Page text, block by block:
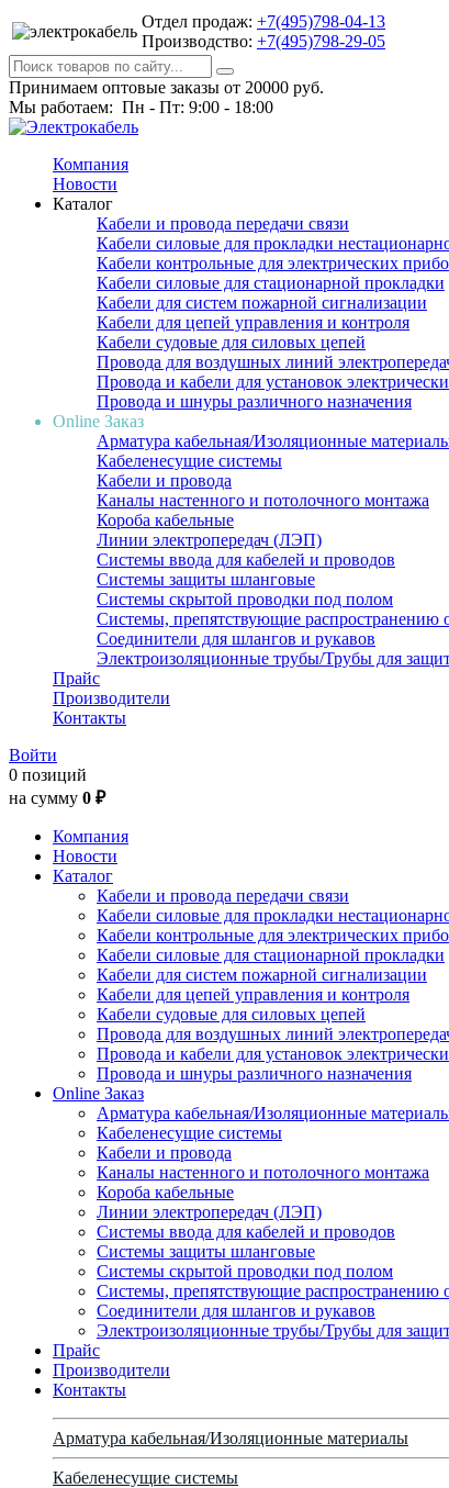
Отдел продаж: +7(495)798-04-13
Производство: +7(495)798-29-05
Принимаем оптовые заказы от 20000 руб.
Мы работаем: Пн - Пт: 9:00 - 18:00
Компания
Новости
Каталог
Кабели и провода передачи связи
Кабели силовые для прокладки
Кабели контрольные для электрических
Кабели силовые для стационарной прокладки
Кабели для систем пожарной сигнализации
Кабели для цепей управления и контроля
Кабели судовые для силовых цепей
Провода для воздушных линий
Провода и кабели для установок
Провода и шнуры различного назначения
Online Заказ
Арматура кабельная/Изоляционные
Кабеленесущие системы
Кабели и провода
Каналы настенного и потолочного монтажа
Короба кабельные
Линии электропередач (ЛЭП)
Системы ввода для кабелей и проводов
Системы защиты шланговые
Системы скрытой проводки под полом
Системы, препятствующие распространению
Соединители для шлангов и рукавов
Электроизоляционные трубы/Трубы для
Прайс
Производители
Контакты
Войти
0 позиций
на сумму 0 ₽
Компания
Новости
Каталог
Кабели и провода передачи связи
Кабели силовые для прокладки
Кабели контрольные для электрических
Кабели силовые для стационарной прокладки
Кабели для систем пожарной сигнализации
Кабели для цепей управления и контроля
Кабели судовые для силовых цепей
Провода для воздушных линий
Провода и кабели для установок
Провода и шнуры различного назначения
Online Заказ
Арматура кабельная/Изоляционные
Кабеленесущие системы
Кабели и провода
Каналы настенного и потолочного монтажа
Короба кабельные
Линии электропередач (ЛЭП)
Системы ввода для кабелей и проводов
Системы защиты шланговые
Системы скрытой проводки под полом
Системы, препятствующие распространению
Соединители для шлангов и рукавов
Электроизоляционные трубы/Трубы для
Прайс
Производители
Контакты
Арматура кабельная/Изоляционные материалы
Кабеленесущие системы